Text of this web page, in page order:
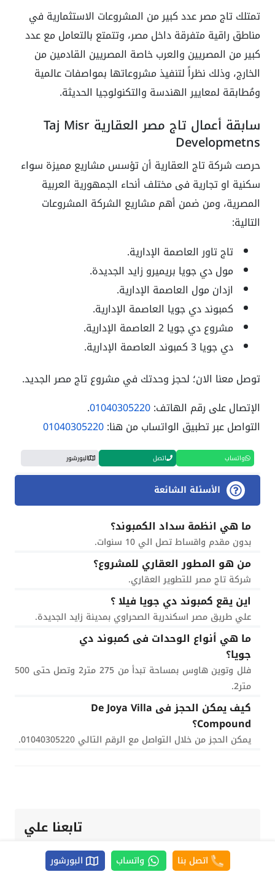
تمتلك تاج مصر عدد كبير من المشروعات الاستثمارية في
مناطق راقية متفرقة داخل مصر، وتتمتع بالتعامل مع عدد
كبير من المصريين والعرب خاصة المصريين القادمين من
الخارج، وذلك نظراً لتنفيذ مشروعاتها بمواصفات عالمية
ومُطابقة لمعايير الهندسة والتكنولوجيا الحديثة.
سابقة أعمال تاج مصر العقارية Taj Misr
Developmetns
حرصت شركة تاج العقارية أن تؤسس مشاريع مميزة سواء
سكنية او تجارية فى مختلف أنحاء الجمهورية العربية
المصرية، ومن ضمن أهم مشاريع الشركة المشروعات
التالية:
تاج تاور العاصمة الإدارية.
مول دي جويا بريميرو زايد الجديدة.
ازدان مول العاصمة الإدارية.
كمبوند دي جويا العاصمة الإدارية.
مشروع دي جويا 2 العاصمة الإدارية.
دي جويا 3 كمبوند العاصمة الإدارية.
توصل معنا الان؛ لحجز وحدتك في مشروع تاج مصر الجديد.
الإتصال على رقم الهاتف:01040305220
.
التواصل عبر تطبيق الواتساب من هنا:01040305220
واتساب اتصل البورشور
الأسئلة الشائعة
ما هي انظمة سداد الكمبوند؟
بدون مقدم واقساط تصل الي 10 سنوات.
من هو المطور العقاري للمشروع؟
شركة تاج مصر للتطوير العقاري.
اين يقع كمبوند دي جويا فيلا ؟
علي طريق مصر اسكندرية الصحراوي بمدينة زايد الجديدة.
ما هي أنواع الوحدات فى كمبوند دي
جويا؟
فلل وتوين هاوس بمساحة تبدأ من 275 متر2 وتصل حتى 500
متر2.
كيف يمكن الحجز فى De Joya Villa
Compound؟
يمكن الحجز من خلال التواصل مع الرقم التالي 01040305220.
تابعنا علي
اتصل بنا واتساب البورشور